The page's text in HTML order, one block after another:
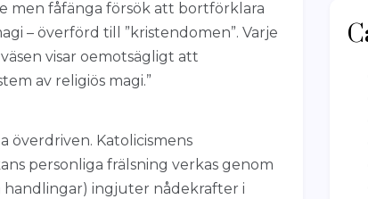
men fåfänga försök att bortförklara
– överförd till ”kristendomen”. Varje
visar oemotsägligt att
av religiös magi.”
överdriven. Katolicismens
personliga frälsning verkas genom
handlingar) ingjuter nådekrafter i